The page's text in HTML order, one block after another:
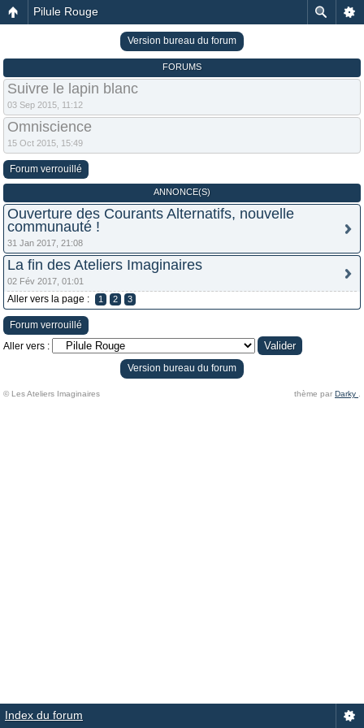
Pilule Rouge
Version bureau du forum
FORUMS
Suivre le lapin blanc
03 Sep 2015, 11:12
Omniscience
15 Oct 2015, 15:49
Forum verrouillé
ANNONCE(S)
Ouverture des Courants Alternatifs, nouvelle
communauté !
31 Jan 2017, 21:08
La fin des Ateliers Imaginaires
02 Fév 2017, 01:01
Aller vers la page : 1 2 3
Forum verrouillé
Aller vers :
Version bureau du forum
© Les Ateliers Imaginaires thème par Darky
Index du forum